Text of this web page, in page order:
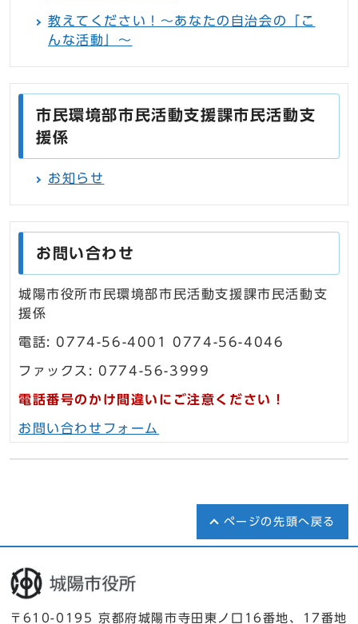
教えてください！〜あなたの自治会の「こ
んな活動」〜
市民環境部市民活動支援課市民活動支
援係
お知らせ
お問い合わせ
城陽市役所市民環境部市民活動支援課市民活動支
援係
電話: 0774-56-4001 0774-56-4046
ファックス: 0774-56-3999
電話番号のかけ間違いにご注意ください！
お問い合わせフォーム
ページの先頭へ戻る
〒610-0195 京都府城陽市寺田東ノ口16番地、17番地